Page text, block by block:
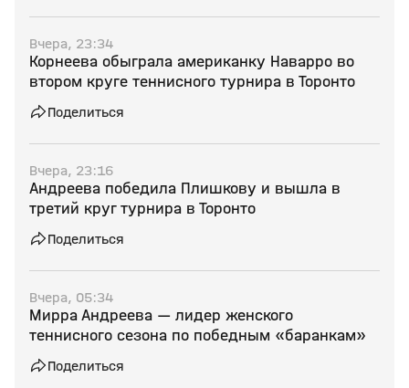
Вчера, 23:34
Корнеева обыграла американку Наварро во
втором круге теннисного турнира в Торонто
Поделиться
Вчера, 23:16
Андреева победила Плишкову и вышла в
третий круг турнира в Торонто
Поделиться
Вчера, 05:34
Мирра Андреева — лидер женского
теннисного сезона по победным «баранкам»
Поделиться